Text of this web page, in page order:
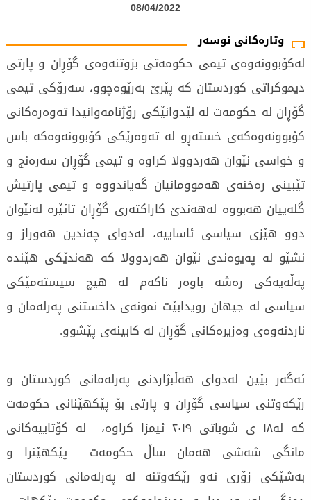
08/04/2022
وتارەکانی نوسەر
لەکۆبوونەوەی تیمی حکومەتی بزوتنەوەی گۆڕان و پارتی
دیموکراتی کوردستان کە پێرێ بەرێوەچوو، سەرۆکی تیمی
گۆڕان لە حکومەت لە لێدوانێکی رۆژنامەوانیدا تەوەرەکانی
کۆبوونەوەکەی خستەڕو لە تەوەرێکی کۆبوونەوەکە باس
و خواسی نێوان ھەردوولا کراوە و تیمی گۆڕان سەرەنج و
تێبینی رەخنەی ھەموومانیان گەیاندووە و تیمی پارتیش
گلەییان ھەبووە لەھەندێ کاراکتەری گۆڕان تائێرە لەنێوان
دوو ھێزی سیاسی ئاساییە، لەدوای چەندین ھەوراز و
نشێو لە پەیوەندی نێوان ھەردوولا کە ھەندێکی ھێندە
پەڵەیەکی رەشە باوەر ناکەم لە ھیچ سیستەمێکی
سیاسی لە جیھان رویدابێت نمونەی داخستنی پەرلەمان و
ناردنەوەی وەزیرەکانی گۆڕان لە کابینەی پێشوو.
ئەگەر بێین لەدوای ھەڵبژاردنی پەرلەمانی کوردستان و
رێکەوتنی سیاسی گۆڕان و پارتی بۆ پێکھێنانی حکومەت
کە لە١٨ ی شوباتی ٢٠١٩ ئیمزا کراوە، لە کۆتاییەکانی
مانگی شەشی ھەمان ساڵ حکومەت پێکھێنرا و
بەشێکی زۆری ئەو رێکەوتنە لە پەرلەمانی کوردستان